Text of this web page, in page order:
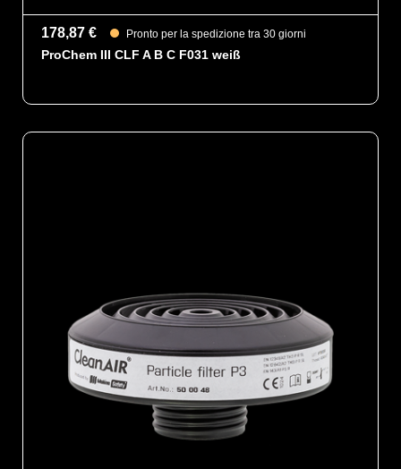
178,87 € Pronto per la spedizione tra 30 giorni
ProChem III CLF A B C F031 weiß